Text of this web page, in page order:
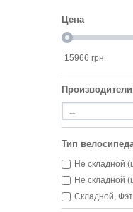
Цена
15966 грн
Производители
Тип
Не складной
Не складной
Складной,